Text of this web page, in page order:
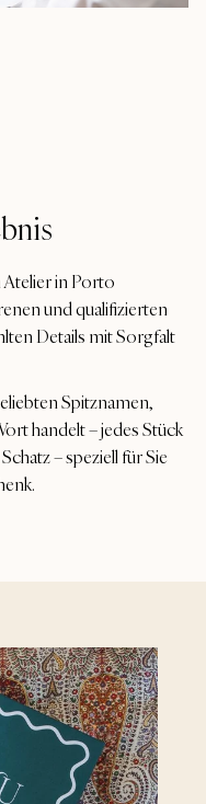
Atelier in Porto
und qualifizierten
Details mit Sorgfalt
Spitznamen,
handelt – jedes Stück
– speziell für Sie